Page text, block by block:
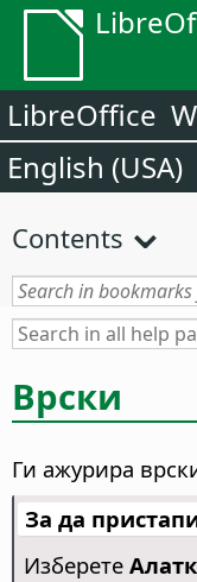
LibreOffice
English (USA)
Contents
Врски
Ги ажурира
За да
Изберете